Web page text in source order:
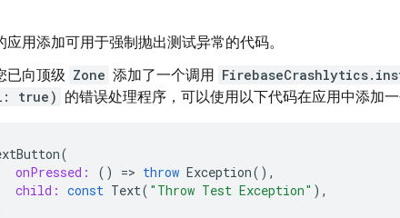
应用添加可用于强制抛出测试异常的代码。
已向顶级 Zone 添加了一个调用
true) 的错误处理程序，可以使用以下代码在应用中添加
(
onPressed:
() => throw Exception(),
child: const Text( "Throw Test Exception" ),